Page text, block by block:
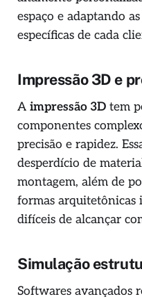
espaço e adaptando
específicas de cada
Impressão 3D e
A impressão 3D tem
componentes
precisão e rapidez.
desperdício de
montagem, além de
formas arquitetônicas
difíceis de alcançar
Simulação
Softwares avançados